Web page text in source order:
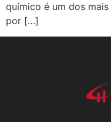
químico é um dos
por […]